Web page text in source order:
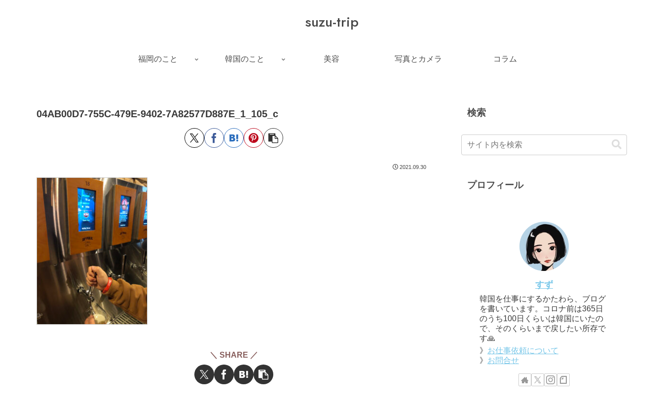
suzu-trip
福岡のこと 韓国のこと 美容 写真とカメラ コラム
04AB00D7-755C-479E-9402-7A82577D887E_1_105_c
2021.09.30
＼ SHARE ／
検索
プロフィール
すず
韓国を仕事にするかたわら、ブログ
を書いています。コロナ前は365日
のうち100日くらいは韓国にいたの
で、そのくらいまで戻したい所存で
す🙏
》 お仕事依頼について
》 お問合せ